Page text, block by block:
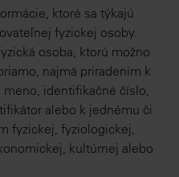
ktoré sa týkajú
fyzickej osoby.
osoba, ktorú možno
najmä priradením k
identifikačné číslo,
alebo k jednému či
fyzickej, fyziologickej,
kultúrnej alebo